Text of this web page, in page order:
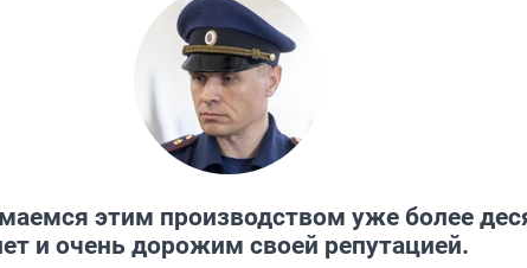
этим производством уже более
и очень дорожим своей репутацией.